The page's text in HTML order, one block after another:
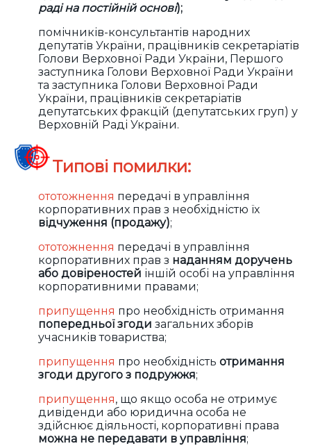
раді на постійній основі);
помічників-консультантів народних
депутатів України, працівників секретаріатів
Голови Верховної Ради України, Першого
заступника Голови Верховної Ради України
та заступника Голови Верховної Ради
України, працівників секретаріатів
депутатських фракцій (депутатських груп) у
Верховній Раді України.
Типові помилки:
ототожнення передачі в управління
корпоративних прав з необхідністю їх
відчуження (продажу);
ототожнення передачі в управління
корпоративних прав з наданням доручень
або довіреностей іншій особі на управління
корпоративними правами;
припущення про необхідність отримання
попередньої згоди загальних зборів
учасників товариства;
припущення про необхідність отримання
згоди другого з подружжя;
припущення, що якщо особа не отримує
дивіденди або юридична особа не
здійснює діяльності, корпоративні права
можна не передавати в управління;